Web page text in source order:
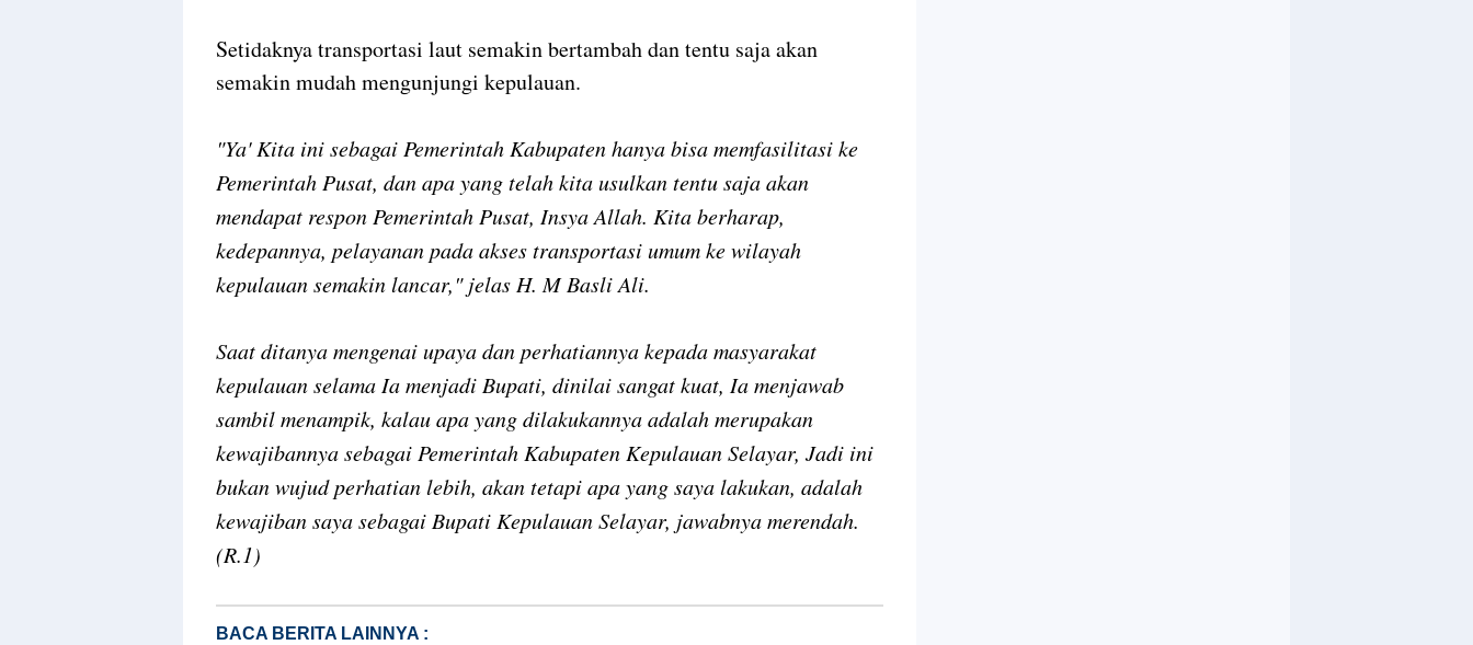
Setidaknya transportasi laut semakin bertambah dan tentu saja akan
semakin mudah mengunjungi kepulauan.
"Ya' Kita ini sebagai Pemerintah Kabupaten hanya bisa memfasilitasi ke
Pemerintah Pusat, dan apa yang telah kita usulkan tentu saja akan
mendapat respon Pemerintah Pusat, Insya Allah. Kita berharap,
kedepannya, pelayanan pada akses transportasi umum ke wilayah
kepulauan semakin lancar," jelas H. M Basli Ali.
Saat ditanya mengenai upaya dan perhatiannya kepada masyarakat
kepulauan selama Ia menjadi Bupati, dinilai sangat kuat, Ia menjawab
sambil menampik, kalau apa yang dilakukannya adalah merupakan
kewajibannya sebagai Pemerintah Kabupaten Kepulauan Selayar, Jadi ini
bukan wujud perhatian lebih, akan tetapi apa yang saya lakukan, adalah
kewajiban saya sebagai Bupati Kepulauan Selayar, jawabnya merendah.
(R.1)
BACA BERITA LAINNYA :